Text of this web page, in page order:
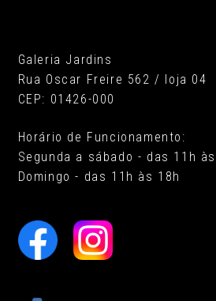
Galeria Jardins
Rua Oscar Freire 562 / loja 04
CEP: 01426-000
Horário de Funcionamento:
Segunda a sábado - das 11h
Domingo - das 11h às 18h